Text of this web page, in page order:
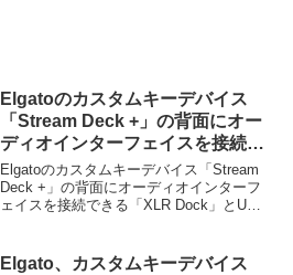
Elgatoのカスタムキーデバイス
「Stream Deck +」の背面にオー
ディオインターフェイスを接続で
きる「XLR Dock」とUSBハブ
「USB Hub」が日本でも販売開
始。
Elgatoのカスタムキーデバイス「Stream
Deck +」の背面にオーディオインターフ
ェイスを接続できる「XLR Dock」とUSB
Elgato、カスタムキーデバイス